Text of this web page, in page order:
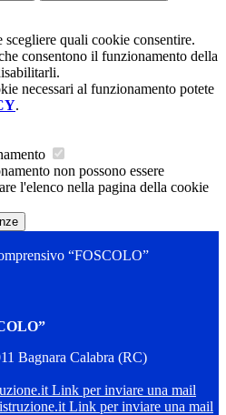
scegliere quali cookie consentire.
consentono il funzionamento della
necessari al funzionamento potete
.
non possono essere
l'elenco nella pagina della cookie
“FOSCOLO”
Bagnara Calabra (RC)
Link per inviare una mail
Link per inviare una mail